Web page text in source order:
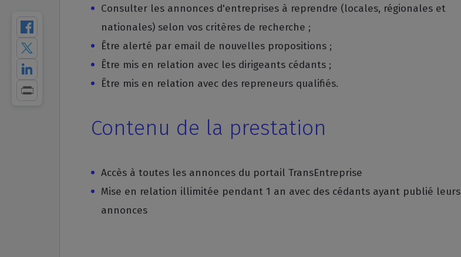
Consulter les annonces d'entreprises à reprendre (locales, régionales et
nationales) selon vos critères de recherche ;
Être alerté par email de nouvelles propositions ;
Être mis en relation avec les dirigeants cédants ;
Être mis en relation avec des repreneurs qualifiés.
Contenu de la prestation
Accès à toutes les annonces du portail TransEntreprise
Mise en relation illimitée pendant 1 an avec des cédants ayant publié leurs
annonces